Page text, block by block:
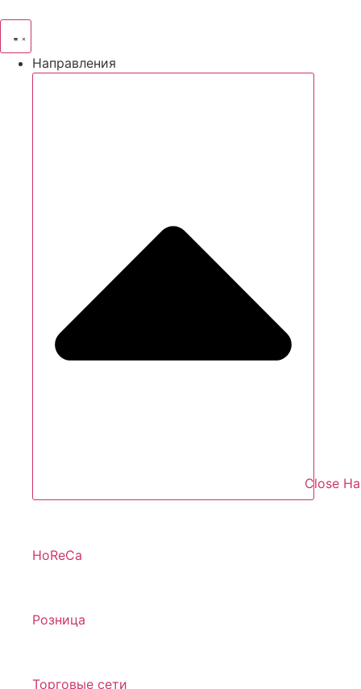
Направления
Close
HoReCa
Розница
Торговые сети